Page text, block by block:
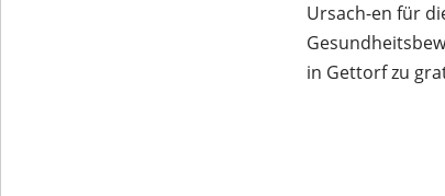
Ursach-en für
in Gettorf zu